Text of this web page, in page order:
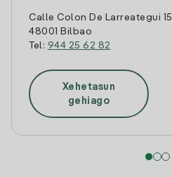
Calle Colon De Larreategui 15
48001 Bilbao
Tel: 944 25 62 82
Xehetasun
gehiago